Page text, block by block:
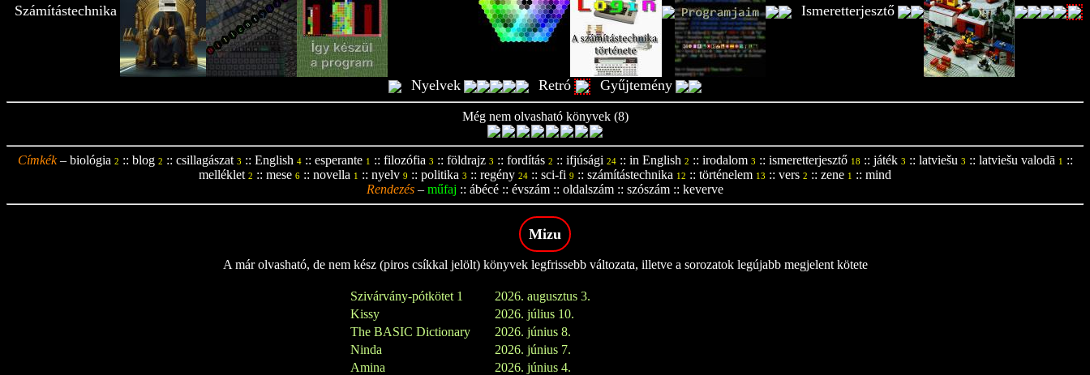
Számítástechnika Ismeretterjesztő
Nyelvek Retró Gyűjtemény
Még nem olvasható könyvek (8)
Címkék– biológia 2 :: blog 2 :: csillagászat 3 :: English 4:: esperante 1 :: filozófia 3 :: földrajz 3 :: fordítás 2 :: ifjúsági 24:: in English 2 :: irodalom 3 :: ismeretterjesztő 18 :: játék 3 :: latviešu 3 :: latviešu valodā 1 ::
melléklet 2 :: mese 6 :: novella 1 :: nyelv 9 :: politika 3 :: regény 24 :: sci-fi 9 :: számítástechnika 12 :: történelem 13 :: vers 2 :: zene 1 :: mind
Rendezés – műfaj :: ábécé :: évszám :: oldalszám :: szószám :: keverve
Mizu
A már olvasható, de nem kész (piros csíkkal jelölt) könyvek legfrissebb változata, illetve a sorozatok legújabb megjelent kötete
Szivárvány-pótkötet 1
2026. augusztus 3.
Kissy
2026. július 10.
The BASIC Dictionary
2026. június 8.
Ninda
2026. június 7.
Amina
2026. június 4.